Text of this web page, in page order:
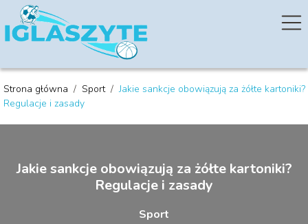
Strona główna / Sport /Jakie sankcje obowiązują za żółte kartoniki?
Regulacje i zasady
Jakie sankcje obowiązują za żółte kartoniki?
Regulacje i zasady
Sport